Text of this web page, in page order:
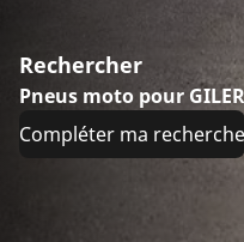
Rechercher
Pneus moto pour
Compléter ma recherche